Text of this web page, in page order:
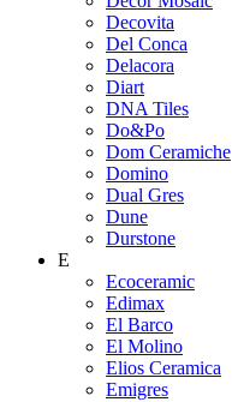
Decovita
Del Conca
Delacora
Diart
DNA Tiles
Do&Po
Dom Ceramiche
Domino
Dual Gres
Dune
Durstone
E
Ecoceramic
Edimax
El Barco
El Molino
Elios Ceramica
Emigres